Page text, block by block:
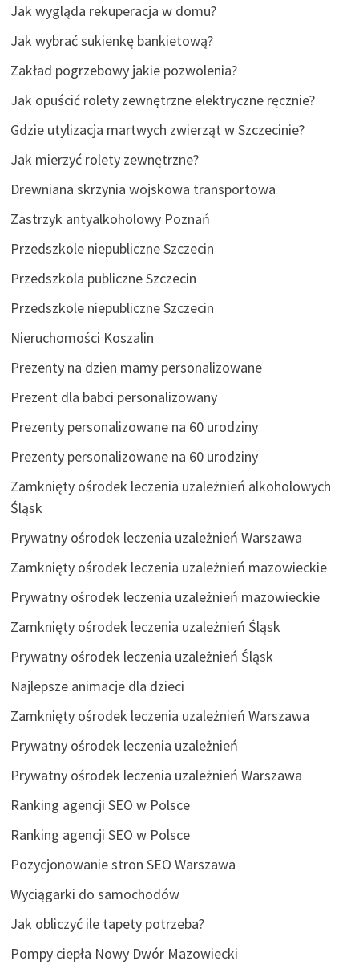
Jak wygląda rekuperacja w domu?
Jak wybrać sukienkę bankietową?
Zakład pogrzebowy jakie pozwolenia?
Jak opuścić rolety zewnętrzne elektryczne ręcznie?
Gdzie utylizacja martwych zwierząt w Szczecinie?
Jak mierzyć rolety zewnętrzne?
Drewniana skrzynia wojskowa transportowa
Zastrzyk antyalkoholowy Poznań
Przedszkole niepubliczne Szczecin
Przedszkola publiczne Szczecin
Przedszkole niepubliczne Szczecin
Nieruchomości Koszalin
Prezenty na dzien mamy personalizowane
Prezent dla babci personalizowany
Prezenty personalizowane na 60 urodziny
Prezenty personalizowane na 60 urodziny
Zamknięty ośrodek leczenia uzależnień alkoholowych
Śląsk
Prywatny ośrodek leczenia uzależnień Warszawa
Zamknięty ośrodek leczenia uzależnień mazowieckie
Prywatny ośrodek leczenia uzależnień mazowieckie
Zamknięty ośrodek leczenia uzależnień Śląsk
Prywatny ośrodek leczenia uzależnień Śląsk
Najlepsze animacje dla dzieci
Zamknięty ośrodek leczenia uzależnień Warszawa
Prywatny ośrodek leczenia uzależnień
Prywatny ośrodek leczenia uzależnień Warszawa
Ranking agencji SEO w Polsce
Ranking agencji SEO w Polsce
Pozycjonowanie stron SEO Warszawa
Wyciągarki do samochodów
Jak obliczyć ile tapety potrzeba?
Pompy ciepła Nowy Dwór Mazowiecki